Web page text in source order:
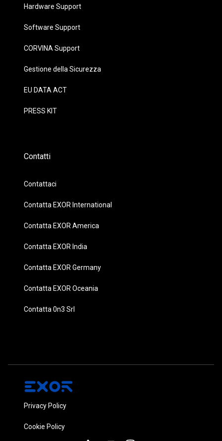
Hardware Support
Software Support
CORVINA Support
Gestione della Sicurezza
EU DATA ACT
PRESS KIT
Contatti
Contattaci
Contatta EXOR International
Contatta EXOR America
Contatta EXOR India
Contatta EXOR Germany
Contatta EXOR Oceania
Contatta 0n3 Srl
Privacy Policy
Cookie Policy